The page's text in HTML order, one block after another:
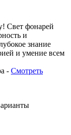
Свет фонарей
и
знание
и умение всем
- Смотреть